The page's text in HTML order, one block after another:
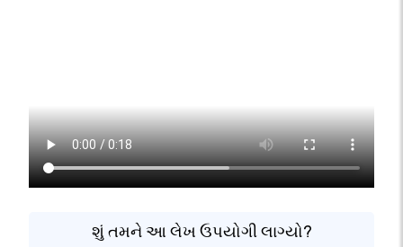
શું તમને આ લેખ ઉપયોગી લાગ્યો?